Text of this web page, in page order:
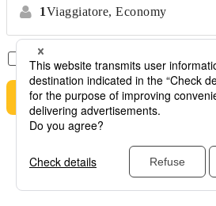
1Viaggiatore, Economy
Solo Voli Diretti *Nessun trasferimento
Cerca
Altre linee